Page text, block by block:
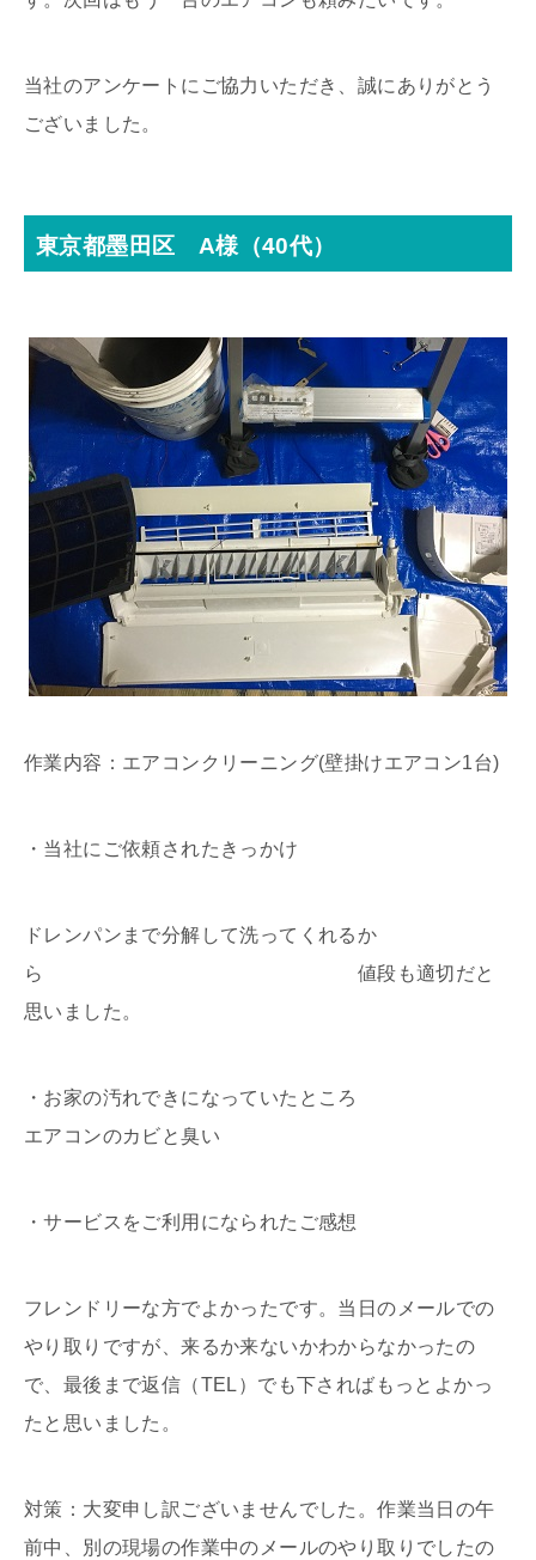
当社のアンケートにご協力いただき、誠にありがとう
ございました。
東京都墨田区 A様（40代）
作業内容：エアコンクリーニング(壁掛けエアコン1台)
・当社にご依頼されたきっかけ
ドレンパンまで分解して洗ってくれるか
ら 値段も適切だと
思いました。
・お家の汚れできになっていたところ
エアコンのカビと臭い
・サービスをご利用になられたご感想
フレンドリーな方でよかったです。当日のメールでの
やり取りですが、来るか来ないかわからなかったの
で、最後まで返信（TEL）でも下さればもっとよかっ
たと思いました。
対策：大変申し訳ございませんでした。作業当日の午
前中、別の現場の作業中のメールのやり取りでしたの